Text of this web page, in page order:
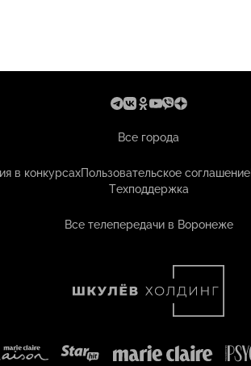
Все города
в конкурсахПользовательское соглашение
Техподдержка
Все телепередачи в Воронеже